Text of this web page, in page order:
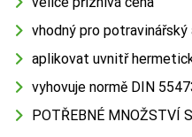
vhodný pro
aplikovat uvnitř
vyhovuje normě DIN
POTŘEBNÉ MNOŽSTVÍ